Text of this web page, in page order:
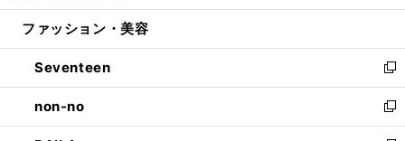
開
ウ
開
く
ン
ウ
で
開
く
ウ
ン
ド
ウ
で
開
ファッション・美容
Seventeen
新
し
い
ウ
non-no
新
し